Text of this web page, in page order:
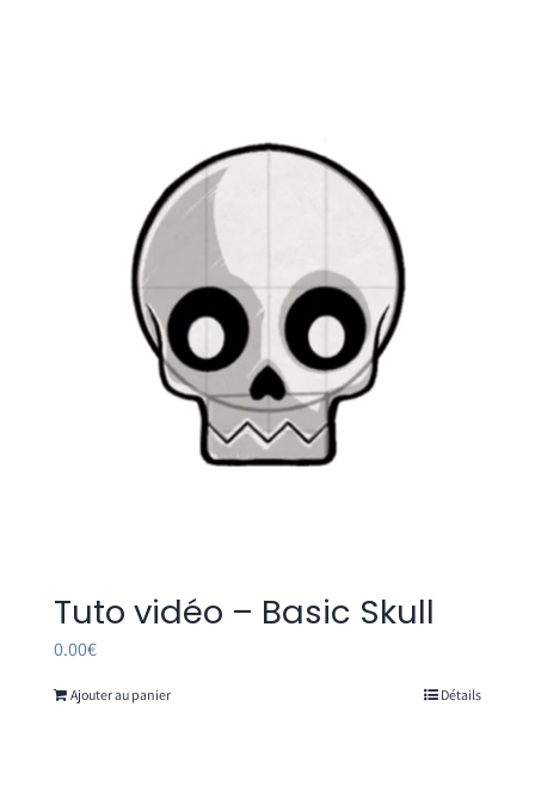
Tuto vidéo – Basic Skull
0.00€
Ajouter au panier Détails